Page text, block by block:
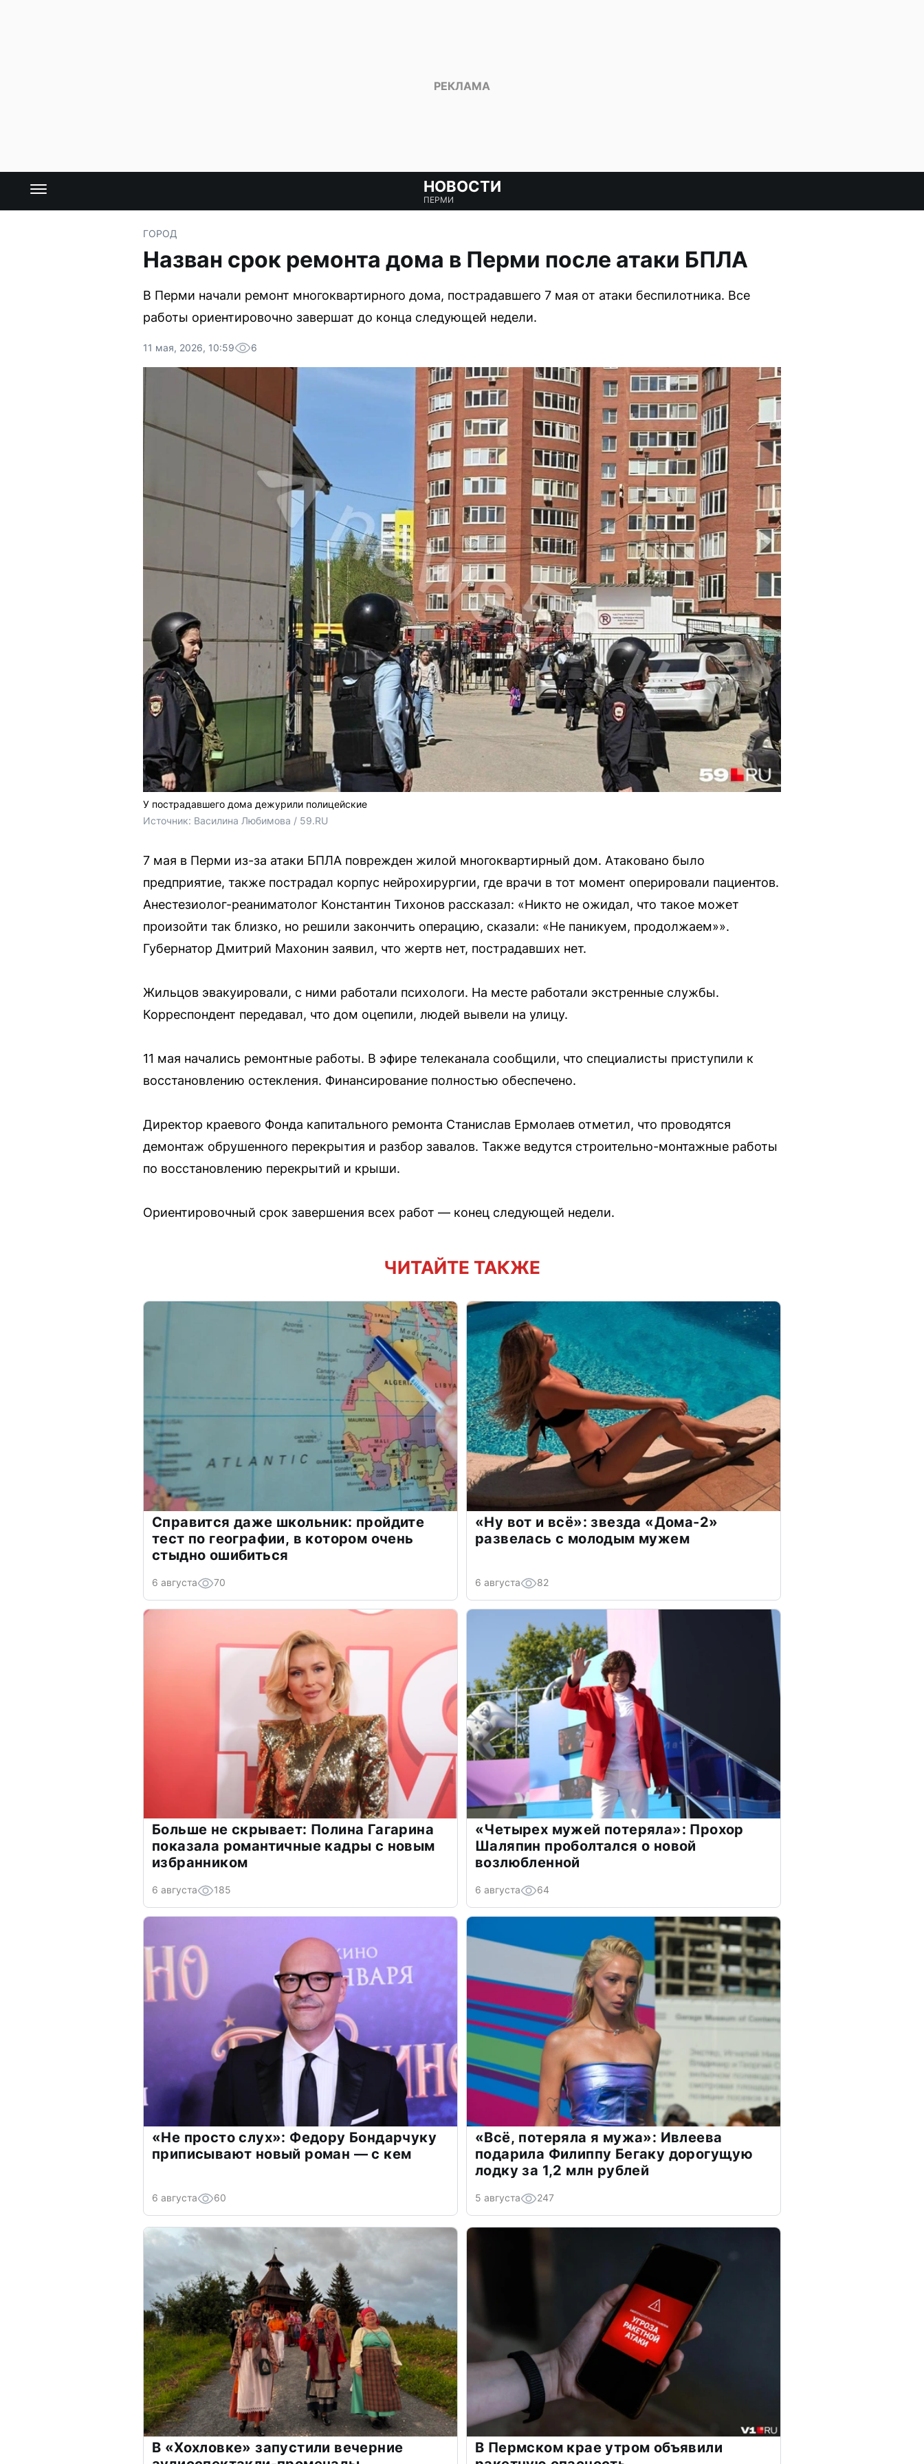
НОВОСТИ
ПЕРМИ
ГОРОД
Назван срок ремонта дома в Перми после атаки БПЛА
В Перми начали ремонт многоквартирного дома, пострадавшего 7 мая от атаки беспилотника. Все
работы ориентировочно завершат до конца следующей недели.
11 мая, 2026, 10:59 6
У пострадавшего дома дежурили полицейские
Источник: Василина Любимова / 59.RU
7 мая в Перми из-за атаки БПЛА поврежден жилой многоквартирный дом. Атаковано было
предприятие, также пострадал корпус нейрохирургии, где врачи в тот момент оперировали пациентов.
Анестезиолог-реаниматолог Константин Тихонов рассказал: «Никто не ожидал, что такое может
произойти так близко, но решили закончить операцию, сказали: «Не паникуем, продолжаем»».
Губернатор Дмитрий Махонин заявил, что жертв нет, пострадавших нет.
Жильцов эвакуировали, с ними работали психологи. На месте работали экстренные службы.
Корреспондент передавал, что дом оцепили, людей вывели на улицу.
11 мая начались ремонтные работы. В эфире телеканала сообщили, что специалисты приступили к
восстановлению остекления. Финансирование полностью обеспечено.
Директор краевого Фонда капитального ремонта Станислав Ермолаев отметил, что проводятся
демонтаж обрушенного перекрытия и разбор завалов. Также ведутся строительно-монтажные работы
по восстановлению перекрытий и крыши.
Ориентировочный срок завершения всех работ — конец следующей недели.
ЧИТАЙТЕ ТАКЖЕ
Справится даже школьник: пройдите
тест по географии, в котором очень
стыдно ошибиться
6 августа 70
«Ну вот и всё»: звезда «Дома-2»
развелась с молодым мужем
6 августа 82
Больше не скрывает: Полина Гагарина
показала романтичные кадры с новым
избранником
6 августа 185
«Четырех мужей потеряла»: Прохор
Шаляпин проболтался о новой
возлюбленной
6 августа 64
«Не просто слух»: Федору Бондарчуку
приписывают новый роман — с кем
6 августа 60
«Всё, потеряла я мужа»: Ивлеева
подарила Филиппу Бегаку дорогущую
лодку за 1,2 млн рублей
5 августа 247
В «Хохловке» запустили вечерние
В Пермском крае утром объявили